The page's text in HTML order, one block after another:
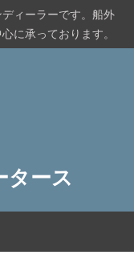
ィーラーです。船外
に承っております。
タース